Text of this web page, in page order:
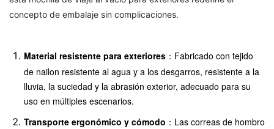
concepto de embalaje sin complicaciones.
Material resistente para exteriores ：Fabricado con tejido
de nailon resistente al agua y a los desgarros, resistente a la
lluvia, la suciedad y la abrasión exterior, adecuado para su
uso en múltiples escenarios.
Transporte ergonómico y cómodo ：Las correas de hombro